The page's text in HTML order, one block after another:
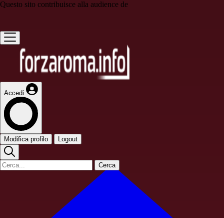
Questo sito contribuisce alla audience de
Accedi
Modifica profilo Logout
Cerca